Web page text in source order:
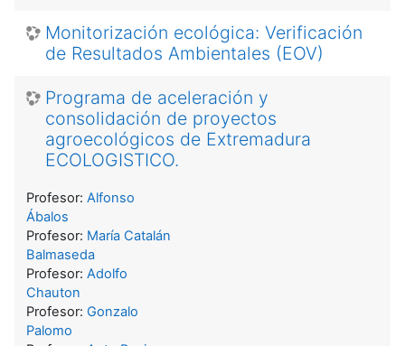
Monitorización ecológica: Verificación
de Resultados Ambientales (EOV)
Programa de aceleración y
consolidación de proyectos
agroecológicos de Extremadura
ECOLOGISTICO.
Profesor: Alfonso
Ábalos
Profesor: María Catalán
Balmaseda
Profesor: Adolfo
Chauton
Profesor: Gonzalo
Palomo